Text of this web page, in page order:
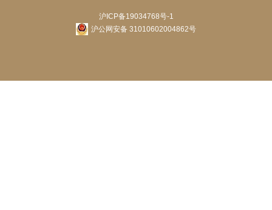
沪ICP备19034768号-1
沪公网安备 31010602004862号